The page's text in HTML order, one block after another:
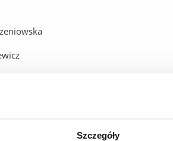
Szczegóły